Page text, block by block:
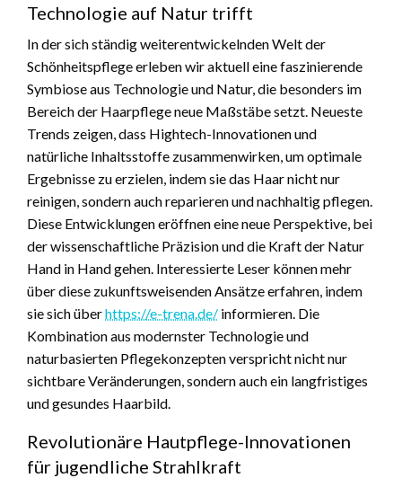
Technologie auf Natur trifft
In der sich ständig weiterentwickelnden Welt der
Schönheitspflege erleben wir aktuell eine faszinierende
Symbiose aus Technologie und Natur, die besonders im
Bereich der Haarpflege neue Maßstäbe setzt. Neueste
Trends zeigen, dass Hightech-Innovationen und
natürliche Inhaltsstoffe zusammenwirken, um optimale
Ergebnisse zu erzielen, indem sie das Haar nicht nur
reinigen, sondern auch reparieren und nachhaltig pflegen.
Diese Entwicklungen eröffnen eine neue Perspektive, bei
der wissenschaftliche Präzision und die Kraft der Natur
Hand in Hand gehen. Interessierte Leser können mehr
über diese zukunftsweisenden Ansätze erfahren, indem
sie sich überhttps://e-trena.de/ informieren. Die
Kombination aus modernster Technologie und
naturbasierten Pflegekonzepten verspricht nicht nur
sichtbare Veränderungen, sondern auch ein langfristiges
und gesundes Haarbild.
Revolutionäre Hautpflege-Innovationen
für jugendliche Strahlkraft